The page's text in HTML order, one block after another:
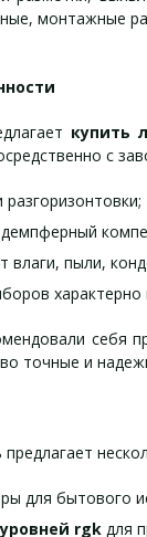
монтажные
купить
с
влаги, пыли,
себя
точные и
для бытового
уровней rgk для